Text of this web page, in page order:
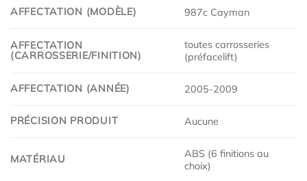
AFFECTATION (MODÈLE) 987c Cayman
AFFECTATION
(CARROSSERIE/FINITION)
toutes carrosseries
(préfacelift)
AFFECTATION (ANNÉE) 2005-2009
PRÉCISION PRODUIT Aucune
MATÉRIAU
ABS (6 finitions au
choix)